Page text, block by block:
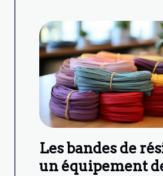
Les bandes de
un équipement